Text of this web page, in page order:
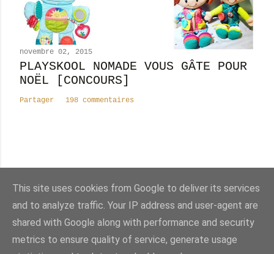
novembre 02, 2015
PLAYSKOOL NOMADE VOUS GÂTE POUR
NOËL [CONCOURS]
Partager 198 commentaires
51481
Fourni par Blogger
This site uses cookies from Google to deliver its services
and to analyze traffic. Your IP address and user-agent are
shared with Google along with performance and security
metrics to ensure quality of service, generate usage